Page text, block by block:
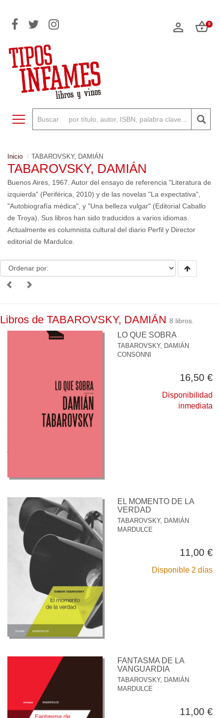
0
Toggle navigation
Inicio TABAROVSKY, DAMIÁN
TABAROVSKY, DAMIÁN
Buenos Aires, 1967. Autor del ensayo de referencia "Literatura de
izquierda" (Periférica, 2010) y de las novelas "La expectativa",
"Autobiografía médica", y "Una belleza vulgar" (Editorial Caballo
de Troya). Sus libros han sido traducidos a varios idiomas.
Actualmente es columnista cultural del diario Perfil y Director
editorial de Mardulce.
Libros de TABAROVSKY, DAMIÁN 8 libros.
LO QUE SOBRA
TABAROVSKY, DAMIÁN
CONSONNI
16,50 €
Disponibilidad
inmediata
EL MOMENTO DE LA
VERDAD
TABAROVSKY, DAMIÁN
MARDULCE
11,00 €
Disponible 2 días
FANTASMA DE LA
VANGUARDIA
TABAROVSKY, DAMIÁN
MARDULCE
11,00 €